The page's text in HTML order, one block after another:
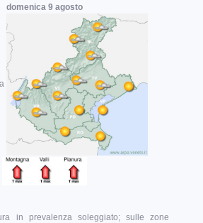
domenica 9 agosto
in prevalenza soleggiato; sulle zone